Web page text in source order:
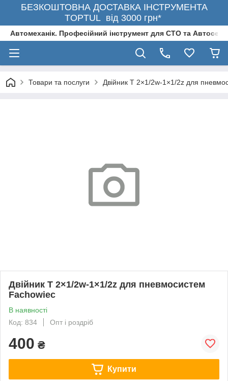
БЕЗКОШТОВНА ДОСТАВКА ІНСТРУМЕНТА
TOPTUL від 3000 грн*
Автомеханік. Професійний інструмент для СТО та
Товари та послуги Двійник T 2×1/2w-1×1/2z для
Двійник T 2×1/2w-1×1/2z для пневмосистем
Fachowiec
В наявності
Код: 834
Опт і роздріб
400 ₴
Купити